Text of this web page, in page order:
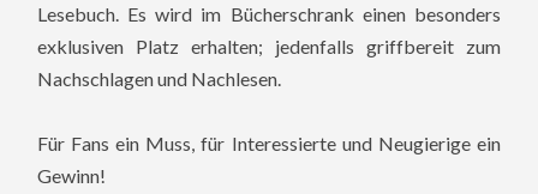
Lesebuch. Es wird im Bücherschrank einen besonders
exklusiven Platz erhalten; jedenfalls griffbereit zum
Nachschlagen und Nachlesen.
Für Fans ein Muss, für Interessierte und Neugierige ein
Gewinn!